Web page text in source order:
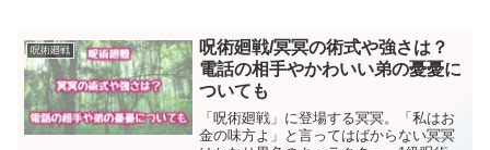
呪術廻戦
呪術廻戦/冥冥の術式や強さは？
電話の相手やかわいい弟の憂憂に
ついても
「呪術廻戦」に登場する冥冥。「私はお
金の味方よ」と言ってはばからない冥冥